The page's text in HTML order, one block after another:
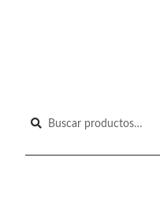
Buscar